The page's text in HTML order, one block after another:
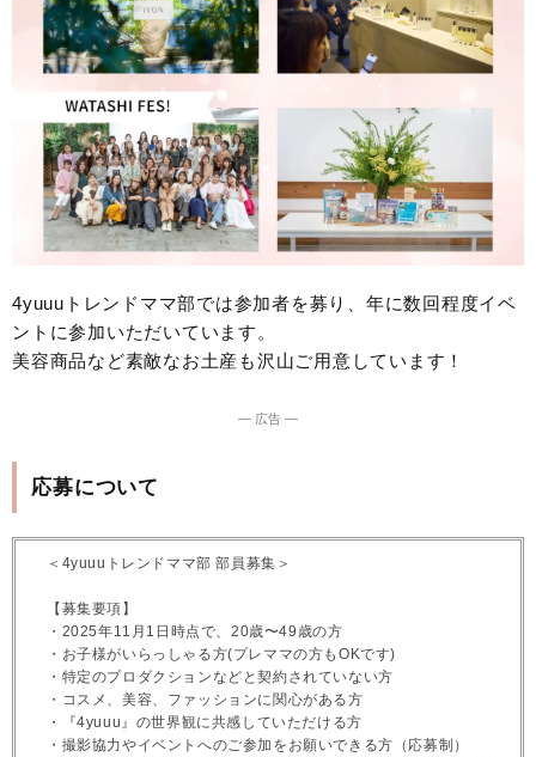
4yuuuトレンドママ部では参加者を募り、年に数回程度イベ
ントに参加いただいています。
美容商品など素敵なお土産も沢山ご用意しています！
― 広告 ―
応募について
＜4yuuuトレンドママ部 部員募集＞
【募集要項】
・2025年11月1日時点で、20歳〜49歳の方
・お子様がいらっしゃる方(プレママの方もOKです)
・特定のプロダクションなどと契約されていない方
・コスメ、美容、ファッションに関心がある方
・『4yuuu』の世界観に共感していただける方
・撮影協力やイベントへのご参加をお願いできる方（応募制）